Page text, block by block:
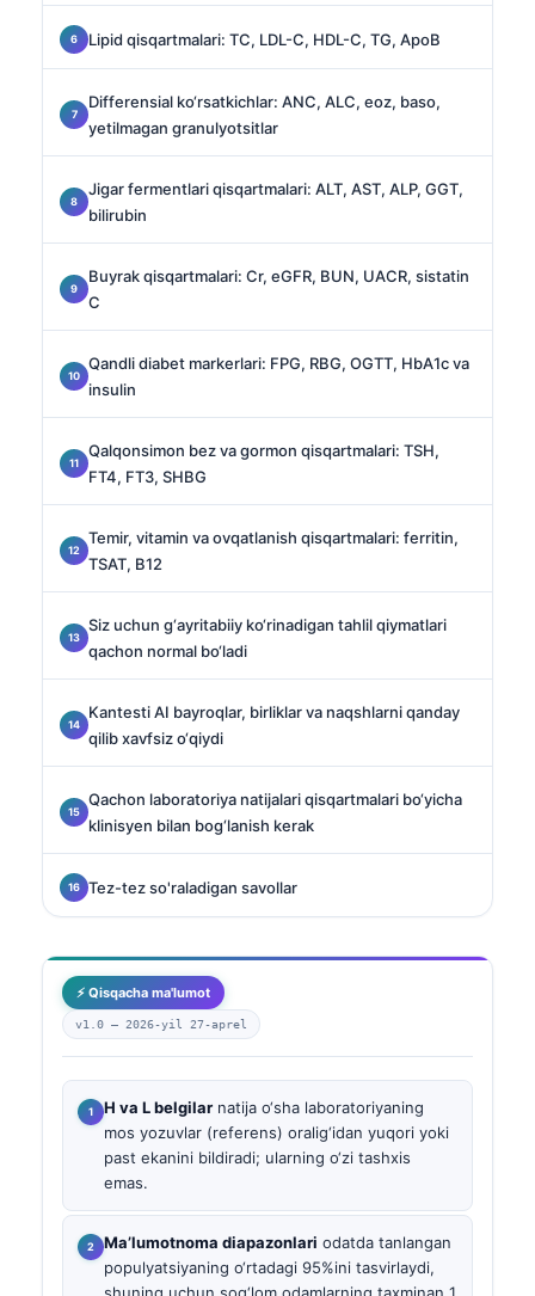
Lipid qisqartmalari: TC, LDL-C, HDL-C, TG, ApoB
Differensial ko‘rsatkichlar: ANC, ALC, eoz, baso,
yetilmagan granulyotsitlar
Jigar fermentlari qisqartmalari: ALT, AST, ALP, GGT,
bilirubin
Buyrak qisqartmalari: Cr, eGFR, BUN, UACR, sistatin
C
Qandli diabet markerlari: FPG, RBG, OGTT, HbA1c va
insulin
Qalqonsimon bez va gormon qisqartmalari: TSH,
FT4, FT3, SHBG
Temir, vitamin va ovqatlanish qisqartmalari: ferritin,
TSAT, B12
Siz uchun g‘ayritabiiy ko‘rinadigan tahlil qiymatlari
qachon normal bo‘ladi
Kantesti AI bayroqlar, birliklar va naqshlarni qanday
qilib xavfsiz o‘qiydi
Qachon laboratoriya natijalari qisqartmalari bo‘yicha
klinisyen bilan bog‘lanish kerak
Tez-tez so'raladigan savollar
⚡ Qisqacha ma'lumot
v1.0 — 2026-yil 27-aprel
H va L belgilar natija o‘sha laboratoriyaning
mos yozuvlar (referens) oralig‘idan yuqori yoki
past ekanini bildiradi; ularning o‘zi tashxis
emas.
Ma’lumotnoma diapazonlari odatda tanlangan
populyatsiyaning o‘rtadagi 95%ini tasvirlaydi,